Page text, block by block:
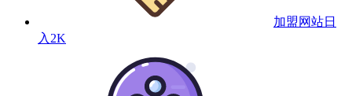
加盟网站日
入2K